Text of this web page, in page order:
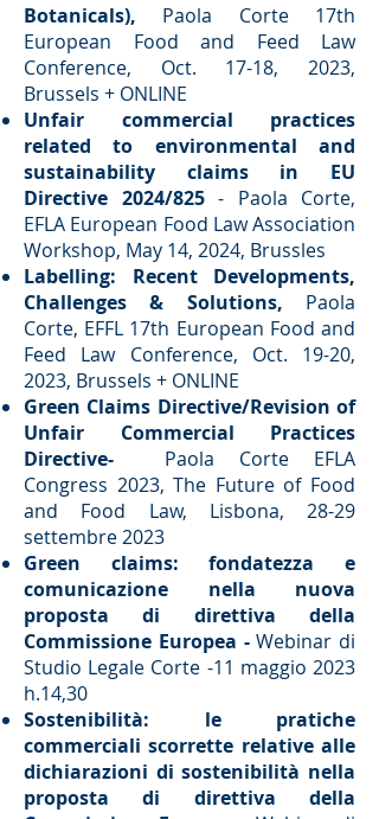
Botanicals), Paola Corte 17th
European Food and Feed Law
Conference, Oct. 17-18, 2023,
Brussels + ONLINE​
​Unfair commercial practices
related to environmental and
sustainability claims in EU
Directive 2024/825 - Paola Corte,
EFLA European Food Law Association
Workshop, May 14, 2024, Brussles​
Labelling: Recent Developments,
Challenges & Solutions, Paola
Corte, EFFL 17th European Food and
Feed Law Conference, Oct. 19-20,
2023, Brussels + ONLINE​
Green Claims Directive/Revision of
Unfair Commercial Practices
Directive- Paola Corte EFLA
Congress 2023, The Future of Food
and Food Law, Lisbona, 28-29
settembre 2023​
Green claims: fondatezza e
comunicazione nella nuova
proposta di direttiva della
Commissione Europea -Webinar di
Studio Legale Corte -11 maggio 2023
h.14,30​
Sostenibilità: le pratiche
commerciali scorrette relative alle
dichiarazioni di sostenibilità nella
proposta di direttiva della